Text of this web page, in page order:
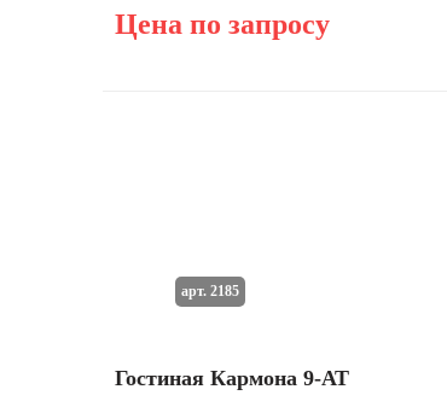
Цена по запросу
Гостиная Кармона 9-АТ
арт. 2185